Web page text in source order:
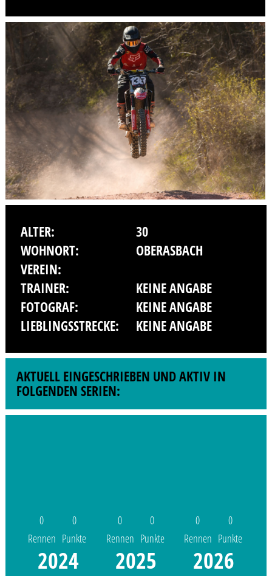
ALTER:
30
WOHNORT:
OBERASBACH
VEREIN:
TRAINER:
KEINE ANGABE
FOTOGRAF:
KEINE ANGABE
LIEBLINGSSTRECKE:
KEINE ANGABE
AKTUELL EINGESCHRIEBEN UND AKTIV IN
FOLGENDEN SERIEN:
0
Rennen
0
Punkte
2024
0
Rennen
0
Punkte
2025
0
Rennen
0
Punkte
2026